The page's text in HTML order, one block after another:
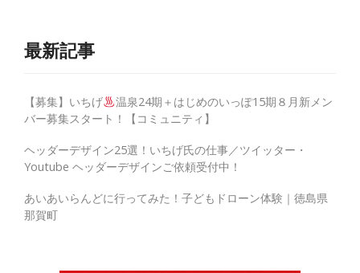
最新記事
【募集】いちげ
温泉24期＋はじめのいっぽ15期８月新メン
バー募集スタート！【コミュニティ】
ヘッダーデザイン25選！いちげ氏の仕事／ツイッター・
Youtube ヘッダーデザインご依頼受付中！
あいあいらんどに行ってみた！子どもドローン体験｜徳島県
那賀町